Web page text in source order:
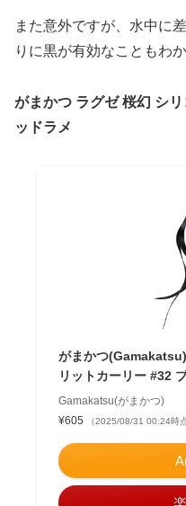
また意外ですが、水中に
りに黒が有効なこともわ
がまかつ ラグゼ 桜幻 シ
ッドラメ
がまかつ
リットカーリー #32
Gamakatsu(がまかつ)
¥605
（2025/08/31 00:24時